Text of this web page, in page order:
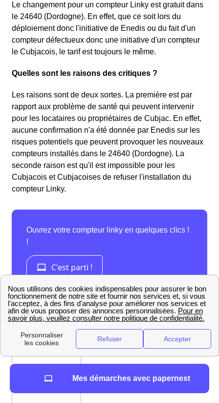
Le changement pour un compteur Linky est gratuit dans
le 24640 (Dordogne). En effet, que ce soit lors du
déploiement donc l'initiative de Enedis ou du fait d'un
compteur défectueux donc une initiative d'un compteur
le Cubjacois, le tarif est toujours le même.
Quelles sont les raisons des critiques ?
Les raisons sont de deux sortes. La première est par
rapport aux problème de santé qui peuvent intervenir
pour les locataires ou propriétaires de Cubjac. En effet,
aucune confirmation n'a été donnée par Enedis sur les
risques potentiels que peuvent provoquer les nouveaux
compteurs installés dans le 24640 (Dordogne). La
seconde raison est qu'il est impossible pour les
Cubjacois et Cubjacoises de refuser l'installation du
compteur Linky.
Infos pratiques relatives à la mairie de Cubjac
Adresse
Mairie de Cubjac, Le Bourg,
Mes démarches avec papernest